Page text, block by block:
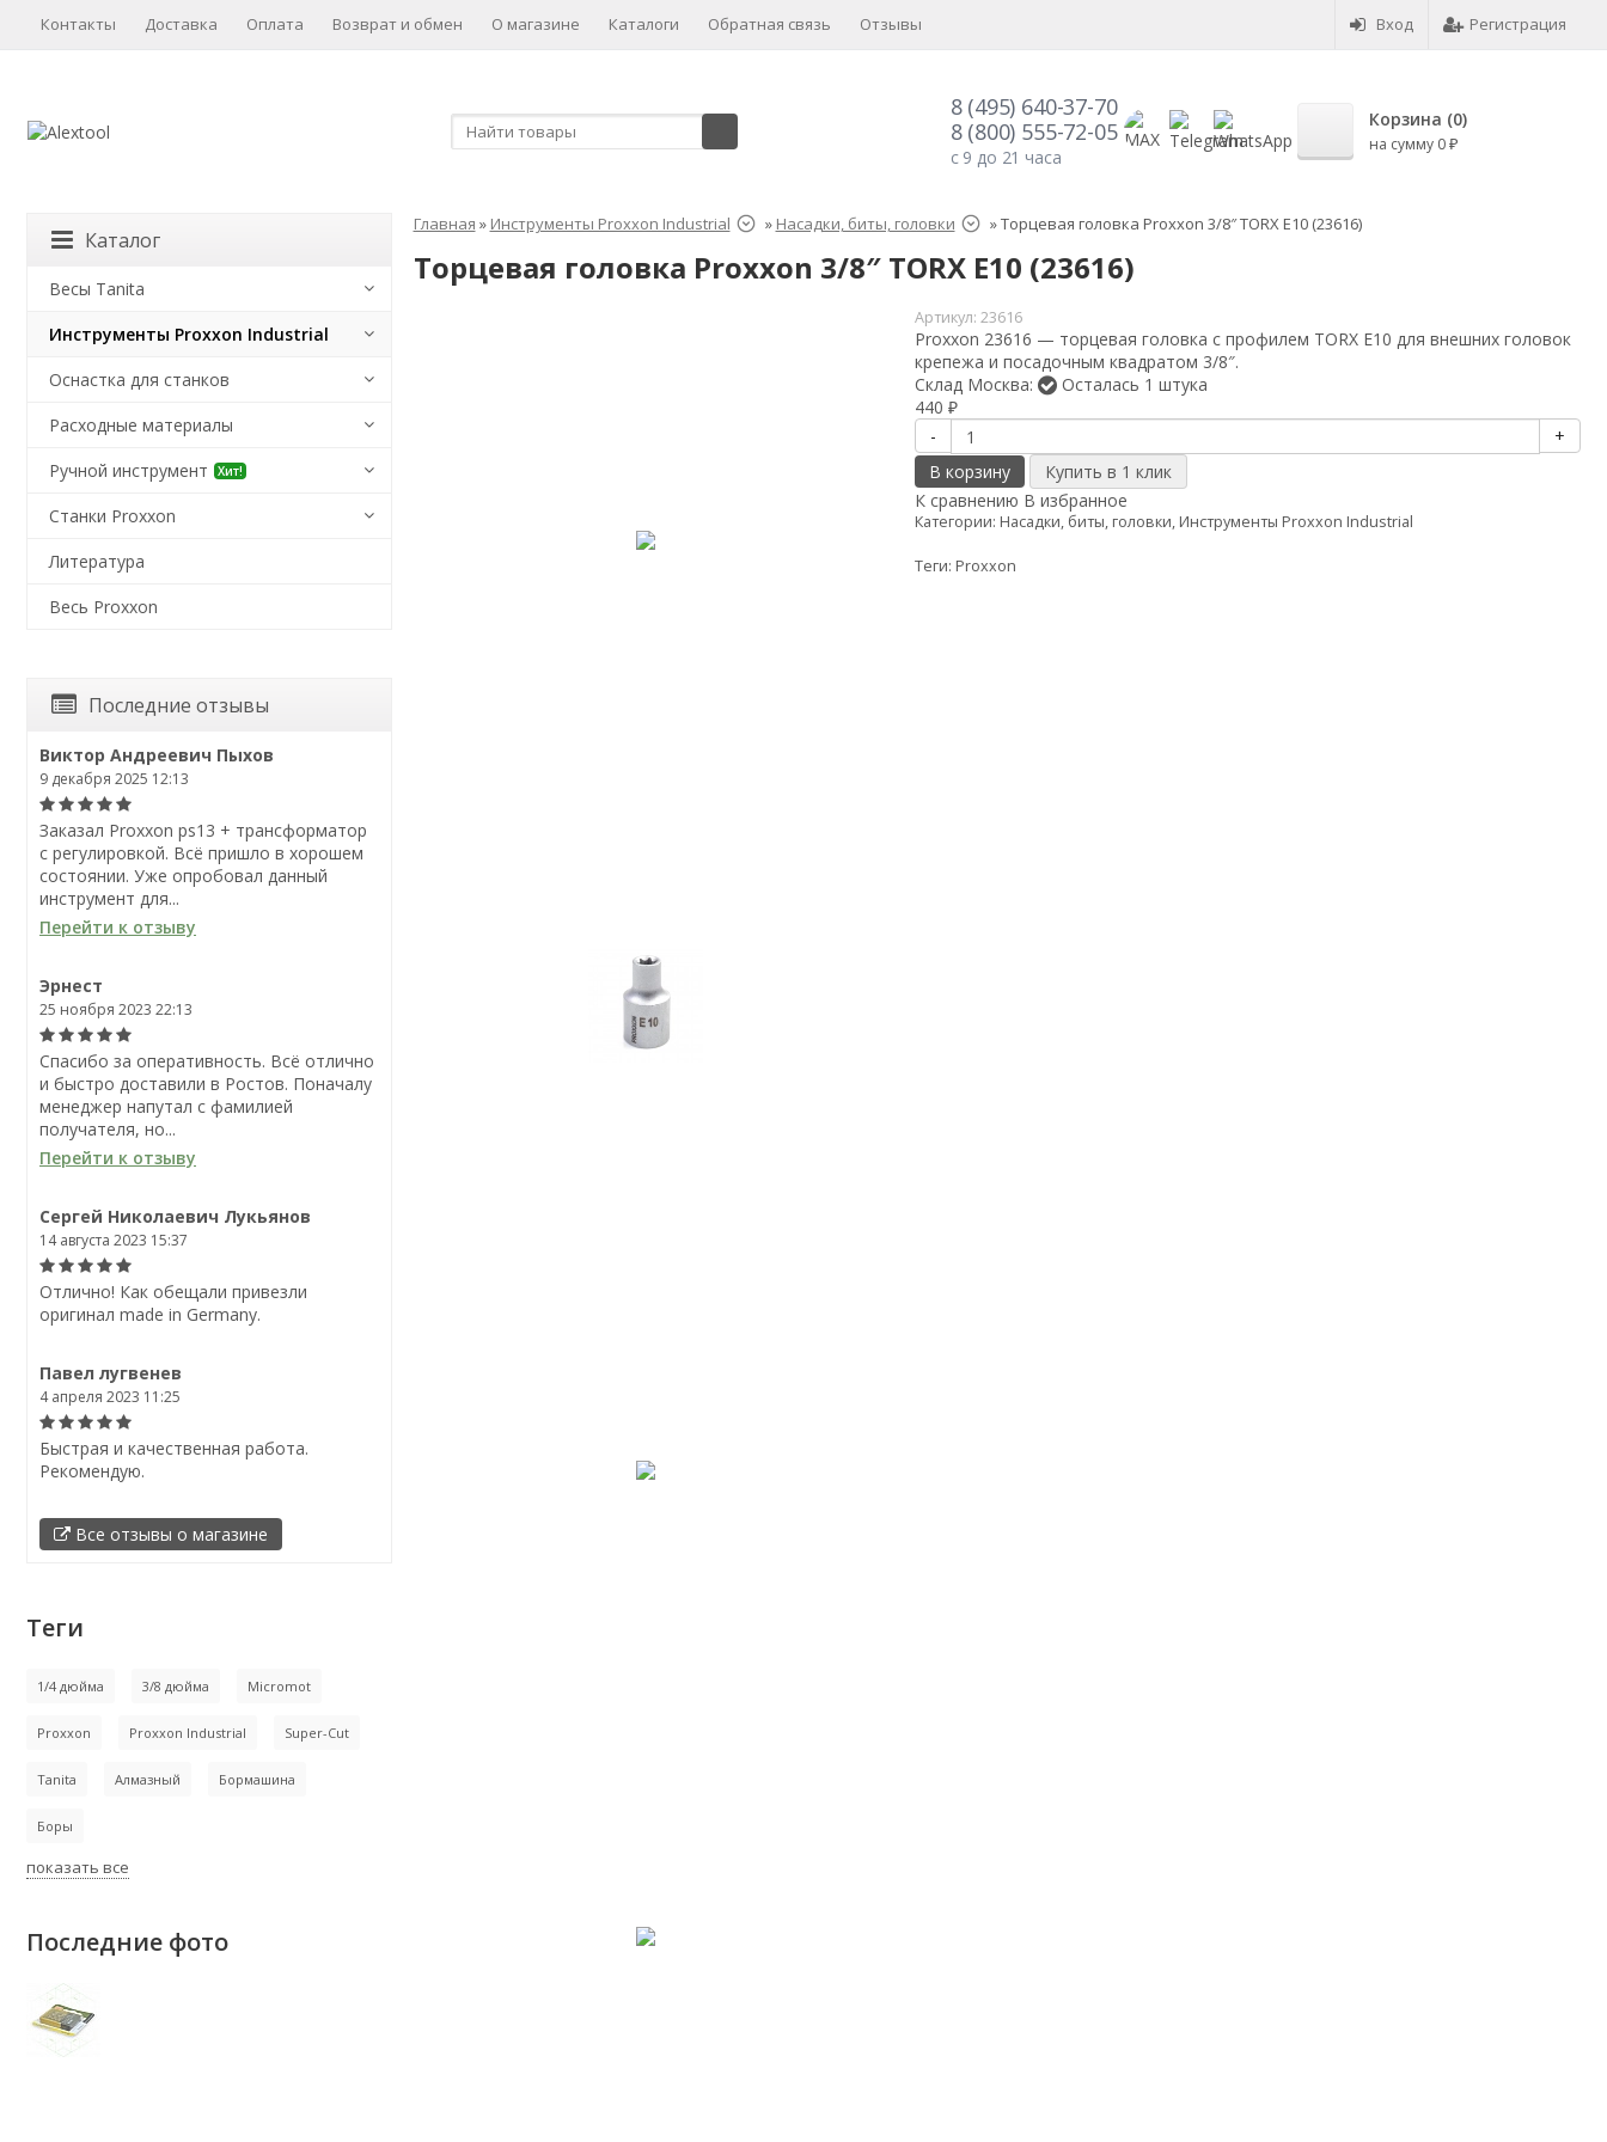
Вход Регистрация
Контакты Доставка Оплата Возврат и обмен О магазине Каталоги Обратная связь Отзывы
8 (495) 640-37-70
8 (800) 555-72-05
с 9 до 21 часа
Корзина (0)
на сумму 0 ₽
Главная » Инструменты Proxxon Industrial » Насадки, биты, головки »Торцевая головка Proxxon 3/8″ TORX E10 (23616)
Торцевая головка Proxxon 3/8″ TORX E10 (23616)
Артикул: 23616
Proxxon 23616 — торцевая головка с профилем TORX E10 для внешних головок
крепежа и посадочным квадратом 3/8″.
Склад Москва:
Осталась 1 штука
440 ₽
-
+
В корзину
К сравнению В избранное
Категории: Насадки, биты, головки, Инструменты Proxxon Industrial
Теги: Proxxon
Каталог
Весы Tanita
Инструменты Proxxon Industrial
Оснастка для станков
Расходные материалы
Ручной инструмент
Хит!
Станки Proxxon
Литература
Весь Proxxon
Последние отзывы
Виктор Андреевич Пыхов
9 декабря 2025 12:13
Заказал Proxxon ps13 + трансформатор
с регулировкой. Всё пришло в хорошем
состоянии. Уже опробовал данный
инструмент для...
Перейти к отзыву
Эрнест
25 ноября 2023 22:13
Спасибо за оперативность. Всё отлично
и быстро доставили в Ростов. Поначалу
менеджер напутал с фамилией
получателя, но...
Перейти к отзыву
Сергей Николаевич Лукьянов
14 августа 2023 15:37
Отлично! Как обещали привезли
оригинал made in Germany.
Павел лугвенев
4 апреля 2023 11:25
Быстрая и качественная работа.
Рекомендую.
Все отзывы о магазине
Теги
1/4 дюйма 3/8 дюйма Micromot
Proxxon Proxxon Industrial Super-Cut
Tanita Алмазный Бормашина
Боры
показать все
Последние фото